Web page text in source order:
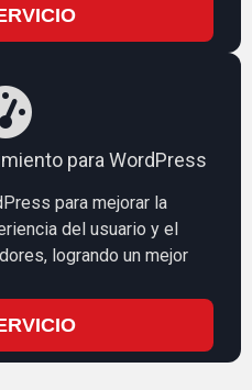
para WordPress
para mejorar la
del usuario y el
logrando un mejor